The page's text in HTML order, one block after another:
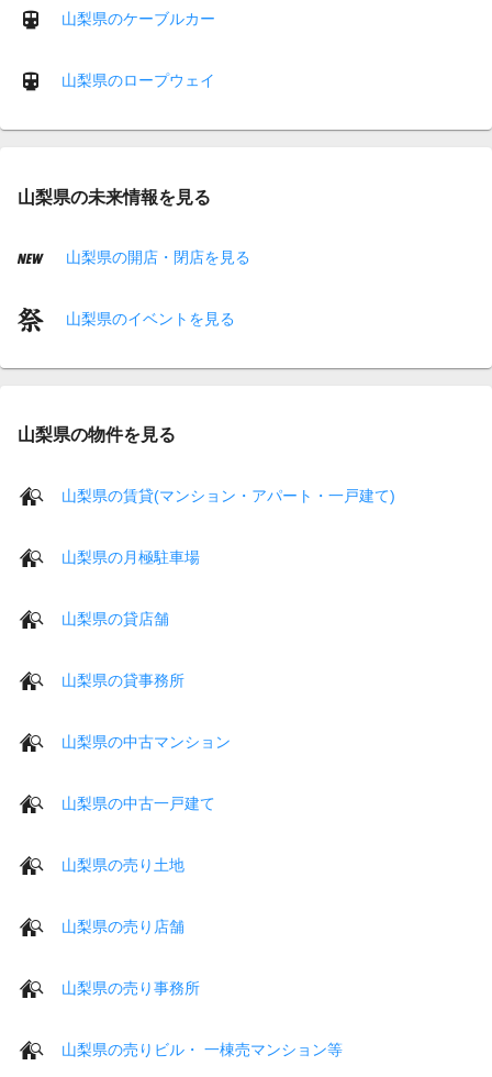
山梨県のケーブルカー
山梨県のロープウェイ
山梨県の未来情報を見る
山梨県の開店・閉店を見る
山梨県のイベントを見る
山梨県の物件を見る
山梨県の賃貸(マンション・アパート・一戸建て)
山梨県の月極駐車場
山梨県の貸店舗
山梨県の貸事務所
山梨県の中古マンション
山梨県の中古一戸建て
山梨県の売り土地
山梨県の売り店舗
山梨県の売り事務所
山梨県の売りビル・ 一棟売マンション等